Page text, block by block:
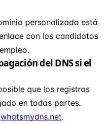
personalizado está
con los candidatos
del DNS si el
que los registros
en todas partes.
whatsmydns.net.